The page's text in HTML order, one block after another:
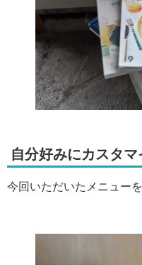
自分好みにカスタ
今回いただいたメニュー